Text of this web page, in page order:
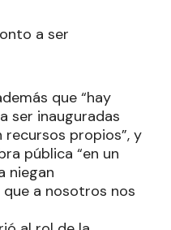
a ser
que “hay
ser inauguradas
propios”, y
pública “en un
niegan
a nosotros nos